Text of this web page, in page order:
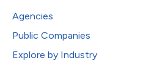
Agencies
Public Companies
Explore by Industry